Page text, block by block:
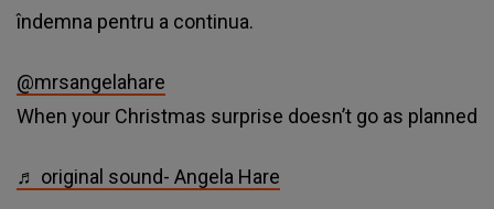
îndemna pentru a continua.
@mrsangelahare
When your Christmas surprise doesn’t go as planned
♬ original sound- Angela Hare